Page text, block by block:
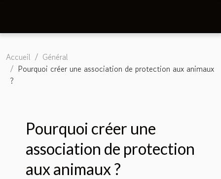
Accueil
Général
Pourquoi créer une association de protection aux animaux
?
Pourquoi créer une
association de protection
aux animaux ?